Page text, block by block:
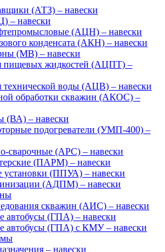
(АТЗ) – навески
– навески
(АЦН) – навески
конденсата (АКН) – навески
(МВ) – навески
пищевых жидкостей (АЦПТ) –
технической воды (АЦВ) – навески
обработки скважин (АКОС) –
(ВА) – навески
подогреватели (УМП-400) –
сварочные (АРС) – навески
(ПАРМ) – навески
(ППУА) – навески
(АДПМ) – навески
скважин (АИС) – навески
автобусы (ГПА) – навески
автобусы (ГПА) с КМУ – навески
– навески